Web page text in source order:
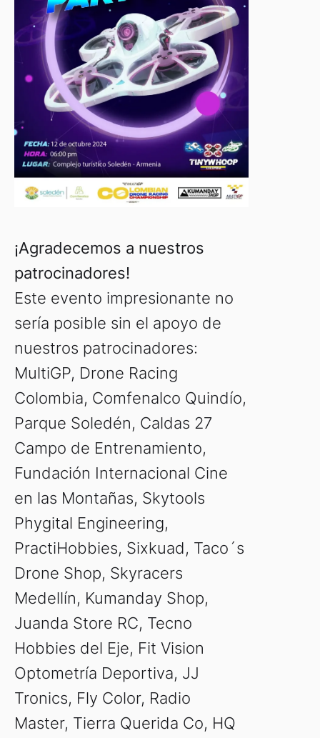
¡Agradecemos a nuestros
patrocinadores!
Este evento impresionante no
sería posible sin el apoyo de
nuestros patrocinadores:
MultiGP, Drone Racing
Colombia, Comfenalco Quindío,
Parque Soledén, Caldas 27
Campo de Entrenamiento,
Fundación Internacional Cine
en las Montañas, Skytools
Phygital Engineering,
PractiHobbies, Sixkuad, Taco´s
Drone Shop, Skyracers
Medellín, Kumanday Shop,
Juanda Store RC, Tecno
Hobbies del Eje, Fit Vision
Optometría Deportiva, JJ
Tronics, Fly Color, Radio
Master, Tierra Querida Co, HQ